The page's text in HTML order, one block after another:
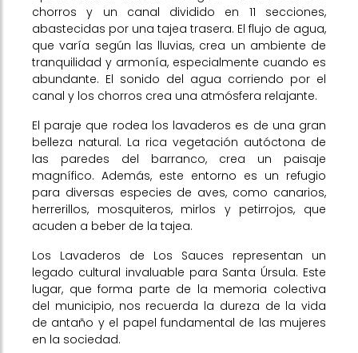
chorros y un canal dividido en 11 secciones,
abastecidas por una tajea trasera. El flujo de agua,
que varía según las lluvias, crea un ambiente de
tranquilidad y armonía, especialmente cuando es
abundante. El sonido del agua corriendo por el
canal y los chorros crea una atmósfera relajante.
El paraje que rodea los lavaderos es de una gran
belleza natural. La rica vegetación autóctona de
las paredes del barranco, crea un paisaje
magnífico. Además, este entorno es un refugio
para diversas especies de aves, como canarios,
herrerillos, mosquiteros, mirlos y petirrojos, que
acuden a beber de la tajea.
Los Lavaderos de Los Sauces representan un
legado cultural invaluable para Santa Úrsula. Este
lugar, que forma parte de la memoria colectiva
del municipio, nos recuerda la dureza de la vida
de antaño y el papel fundamental de las mujeres
en la sociedad.